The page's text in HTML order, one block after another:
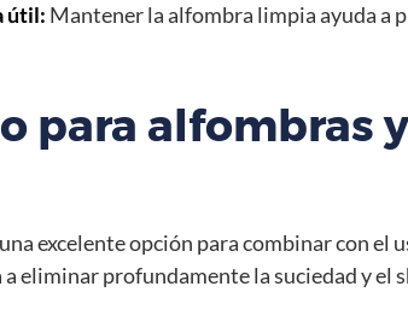
útil: Mantener la alfombra limpia ayuda a
para alfombras
excelente opción para combinar con el
a eliminar profundamente la suciedad y